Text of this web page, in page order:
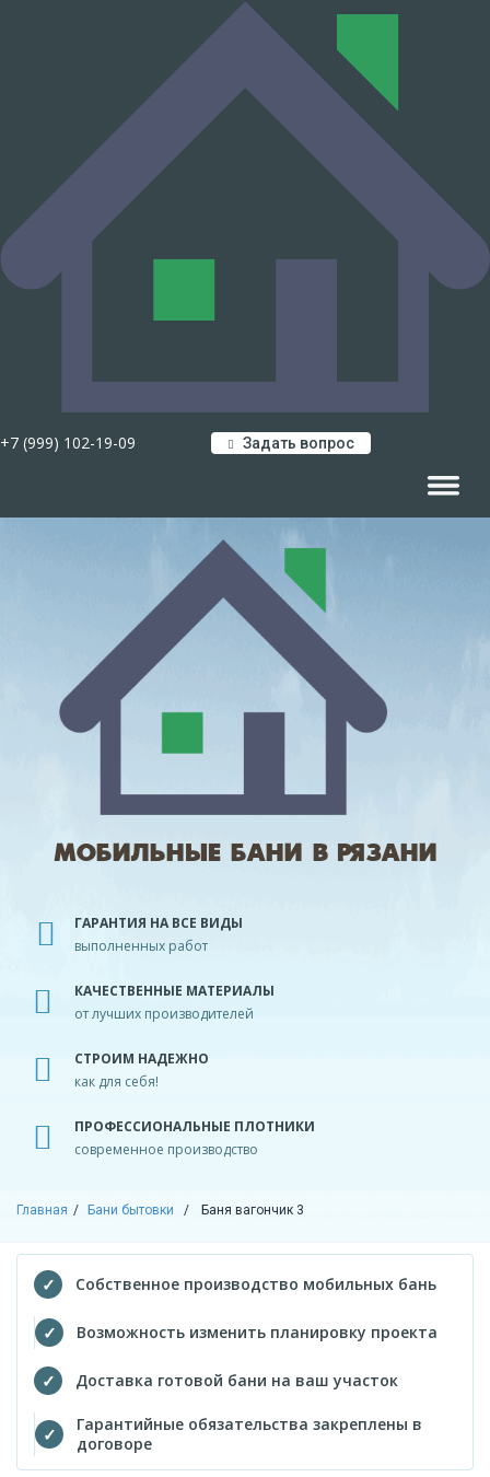
+7 (999) 102-19-09 Задать вопрос
МОБИЛЬНЫЕ БАНИ В РЯЗАНИ
ГАРАНТИЯ НА ВСЕ ВИДЫ
выполненных работ
КАЧЕСТВЕННЫЕ МАТЕРИАЛЫ
от лучших производителей
СТРОИМ НАДЕЖНО
как для себя!
ПРОФЕССИОНАЛЬНЫЕ ПЛОТНИКИ
современное производство
Главная Бани бытовки Баня вагончик 3
Собственное производство мобильных бань
Возможность изменить планировку проекта
Доставка готовой бани на ваш участок
Гарантийные обязательства закреплены в
договоре